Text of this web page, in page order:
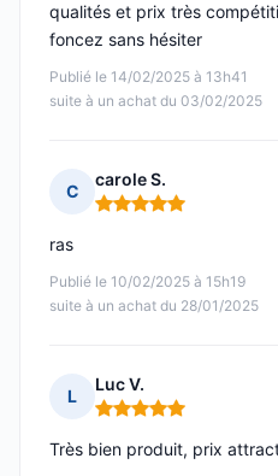
Publié le 14/02/2025 à 13h41
suite à un achat du 03/02/2025
qualités et prix très
foncez sans hésiter
C
carole S.
Note : 5 sur 5
Publié le 10/02/2025 à 15h19
suite à un achat du 28/01/2025
ras
L
Luc V.
Note : 5 sur 5
Très bien produit, prix